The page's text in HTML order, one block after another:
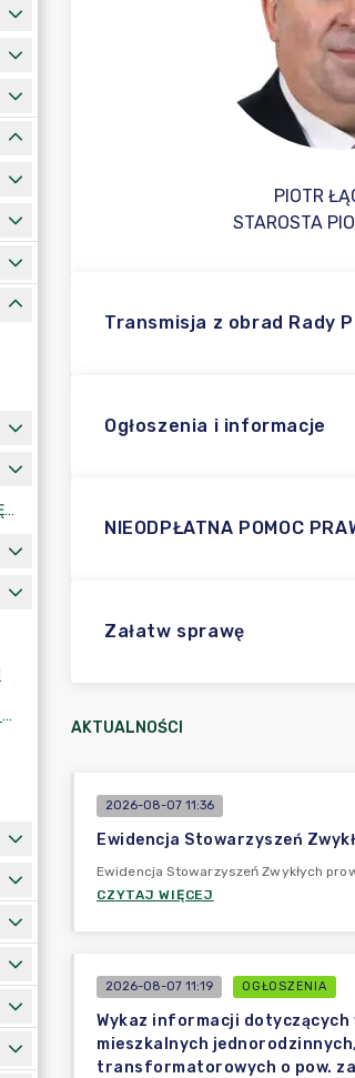
REGULAMIN ORGANIZACYJNY URZĘDU
NUMERY RACHUNKÓW BANKOWYCH STAROSTWA POWIATOWEGO
PIOTR
STAROSTA
Transmisja z obrad Rady
Ogłoszenia i informacje
NIEODPŁATNA POMOC
Załatw sprawę
AKTUALNOŚCI
2026-08-07 11:36
Ewidencja Stowarzyszeń
Ewidencja Stowarzyszeń Zwykłych
CZYTAJ WIĘCEJ
2026-08-07 11:19 OGŁOSZENIA
Wykaz informacji dotyczących
mieszkalnych
transformatorowych o pow.